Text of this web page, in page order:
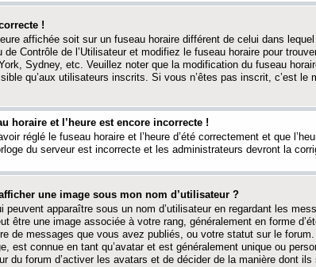
!
affichée soit sur un fuseau horaire différent de celui dans
Contrôle de l’Utilisateur et modifiez le fuseau horaire pour
Sydney, etc. Veuillez noter que la modification du fuseau
qu’aux utilisateurs inscrits. Si vous n’êtes pas inscrit, c’est le
horaire et l’heure est encore incorrecte !
réglé le fuseau horaire et l’heure d’été correctement et que
du serveur est incorrecte et les administrateurs devront la
une image sous mon nom d’utilisateur ?
peuvent apparaître sous un nom d’utilisateur en regardant les
être une image associée à votre rang, généralement en forme
de messages que vous avez publiés, ou votre statut sur le
est connue en tant qu’avatar et est généralement unique ou
du forum d’activer les avatars et de décider de la manière dont